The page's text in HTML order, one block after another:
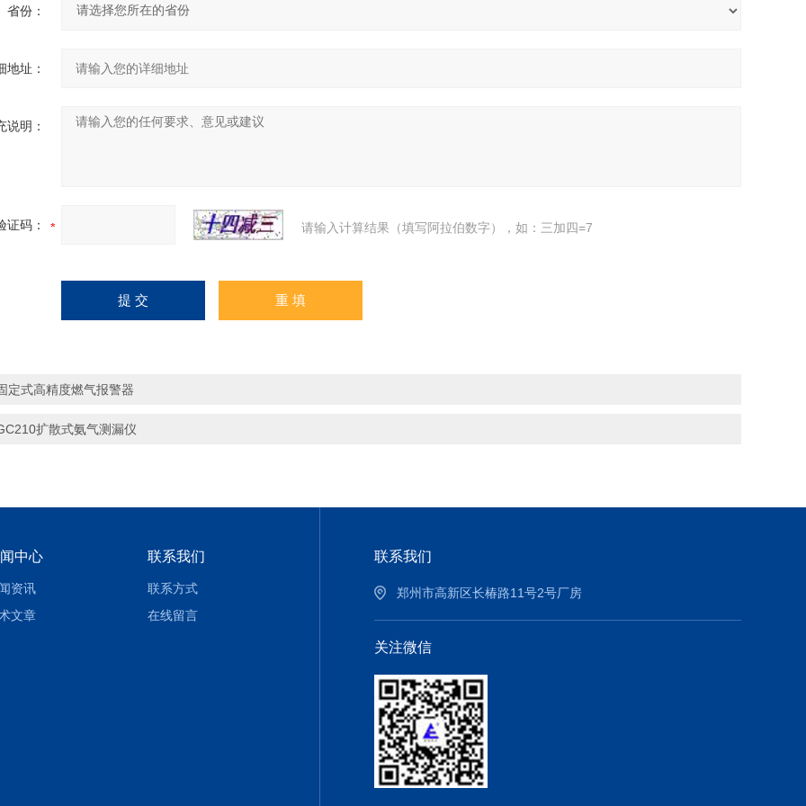
省份：
地址：
说明：
证码： 请输入计算结果（填写阿拉伯数字），如：三加四=7
定式高精度燃气报警器
扩散式氨气测漏仪
中心
资讯
文章
联系我们
联系方式
在线留言
联系我们
郑州市高新区长椿路11号2号厂房
关注微信